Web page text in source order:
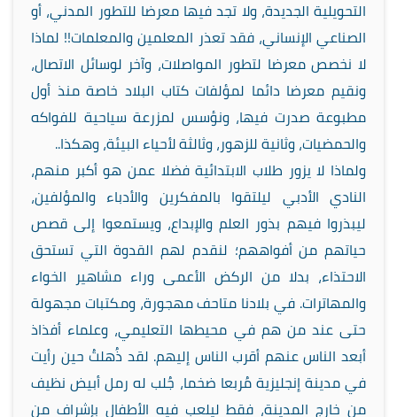
التحويلية الجديدة، ولا تجد فيها معرضا للتطور المدني، أو
الصناعي الإنساني، فقد تعذر المعلمين والمعلمات!! لماذا
لا نخصص معرضا لتطور المواصلات، وآخر لوسائل الاتصال،
ونقيم معرضا دائما لمؤلفات كتاب البلاد خاصة منذ أول
مطبوعة صدرت فيها، ونؤسس لمزرعة سياحية للفواكه
والحمضيات، وثانية للزهور، وثالثة لأحياء البيئة، وهكذا..
ولماذا لا يزور طلاب الابتدائية فضلا عمن هو أكبر منهم،
النادي الأدبي ليلتقوا بالمفكرين والأدباء والمؤلفين،
ليبذروا فيهم بذور العلم والإبداع، ويستمعوا إلى قصص
حياتهم من أفواههم؛ لنقدم لهم القدوة التي تستحق
الاحتذاء، بدلا من الركض الأعمى وراء مشاهير الخواء
والمهاترات. في بلادنا متاحف مهجورة، ومكتبات مجهولة
حتى عند من هم في محيطها التعليمي، وعلماء أفذاذ
أبعد الناس عنهم أقرب الناس إليهم. لقد ذُهلتُ حين رأيت
في مدينة إنجليزية مُربعا ضخما، جُلب له رمل أبيض نظيف
من خارج المدينة، فقط ليلعب فيه الأطفال بإشراف من